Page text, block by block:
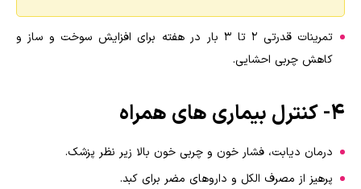
تمرینات قدرتی 2 تا 3 بار در هفته برای افزایش سوخت و ساز و
کاهش چربی احشایی.
4- کنترل بیماری های همراه
درمان دیابت، فشار خون و چربی خون بالا زیر نظر پزشک.
پرهیز از مصرف الکل و داروهای مضر برای کبد.